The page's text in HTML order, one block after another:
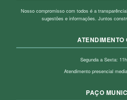
Nosso compromisso com todos é a
sugestões e informações. Juntos
ATENDIMENTO
Segunda a Sexta:
Atendimento presencial
PAÇO